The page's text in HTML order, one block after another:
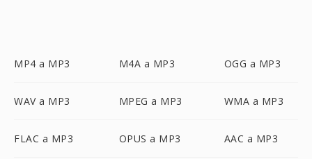
MP4 a MP3 M4A a MP3 OGG a MP3
WAV a MP3 MPEG a MP3 WMA a MP3
FLAC a MP3 OPUS a MP3 AAC a MP3